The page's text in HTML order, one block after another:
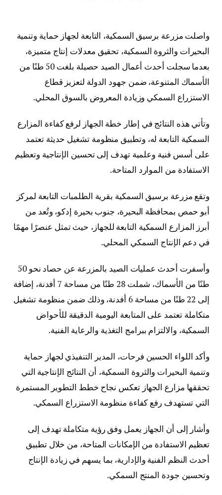
واصلت مزرعة برسيق السمكية، التابعة لجهاز حماية وتنمية
البحيرات والثروة السمكية، تحقيق معدلات إنتاج متميزة،
بعدما سجلت أحدث أعمال الصيد حصيلة بلغت 50 طنًا من
الأسماك المتنوعة، ضمن جهود الدولة لتعزيز قطاع
الاستزراع السمكي وزيادة المعروض بالسوق المحلي.
وتأتي هذه النتائج في إطار خطة الجهاز لرفع كفاءة المزارع
السمكية التابعة له، وتطبيق منظومة تشغيل حديثة تعتمد
على أسس فنية وعلمية تهدف إلى تحسين الإنتاجية وتعظيم
الاستفادة من الموارد المتاحة.
وتقع مزرعة برسيق السمكية بقرية الطلمبات التابعة لمركز
أبو حمص بمحافظة البحيرة، جنوب بحيرة إدكو، وتُعد من
أبرز المزارع السمكية التابعة للجهاز، حيث تمثل عنصرًا مهمًا
في دعم الإنتاج السمكي المحلي.
وأسفرت أحدث عمليات الصيد بالمزرعة عن حصاد نحو 50
طنًا من الأسماك، شملت 28 طنًا من مساحة 7 أفدنة، إضافة
إلى 22 طنًا من مساحة 6 أفدنة، وذلك ضمن منظومة تشغيل
متكاملة تعتمد على المتابعة اليومية الدقيقة للأحواض
السمكية، والالتزام ببرامج التغذية والرعاية الفنية.
وأكد اللواء الحسين فرحات، المدير التنفيذي لجهاز حماية
وتنمية البحيرات والثروة السمكية، أن النتائج الإنتاجية التي
تحققها مزارع الجهاز تعكس نجاح خطط التطوير المستمرة
التي تستهدف رفع كفاءة منظومة الاستزراع السمكي.
وأشار إلى أن الجهاز يعمل وفق رؤية متكاملة تهدف إلى
تعظيم الاستفادة من الإمكانات المتاحة، من خلال تطبيق
أحدث النظم الفنية والإدارية، بما يسهم في زيادة الإنتاج
وتحسين جودة المنتج السمكي.